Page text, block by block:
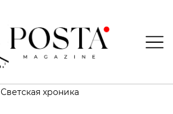
Светская хроника